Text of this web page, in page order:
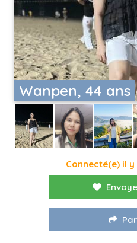
Wanpen, 44 ans
Connecté(e) il y